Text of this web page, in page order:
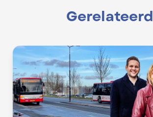
Gerelateerd